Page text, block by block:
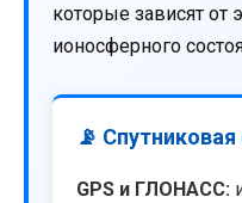
которые зависят от
ионосферного
📡 Спутниковая
GPS и ГЛОНАСС: